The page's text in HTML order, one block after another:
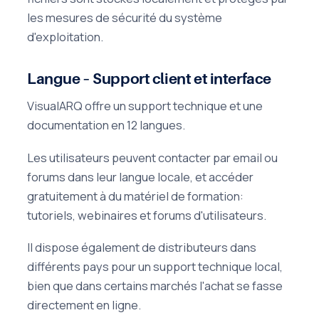
les mesures de sécurité du système
d'exploitation.
Langue – Support client et interface
VisualARQ offre un support technique et une
documentation en 12 langues.
Les utilisateurs peuvent contacter par email ou
forums dans leur langue locale, et accéder
gratuitement à du matériel de formation:
tutoriels, webinaires et forums d'utilisateurs.
Il dispose également de distributeurs dans
différents pays pour un support technique local,
bien que dans certains marchés l'achat se fasse
directement en ligne.